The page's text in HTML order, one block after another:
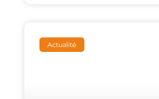
Actualité